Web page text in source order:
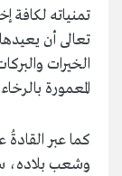
تمنياته لكافة
تعالى أن
الخيرات
المعمورة
كما عبر القادةُ
وشعب بلاده،